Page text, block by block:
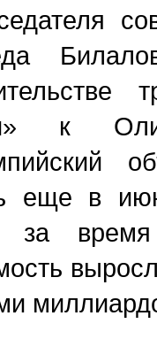
к
еще в
за время